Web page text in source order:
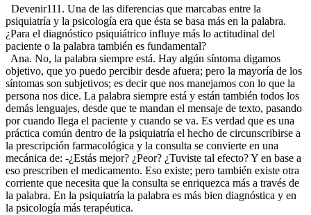
Devenir111. Una de las diferencias que marcabas entre la
psiquiatría y la psicología era que ésta se basa más en la palabra.
¿Para el diagnóstico psiquiátrico influye más lo actitudinal del
paciente o la palabra también es fundamental?
Ana. No, la palabra siempre está. Hay algún síntoma digamos
objetivo, que yo puedo percibir desde afuera; pero la mayoría de los
síntomas son subjetivos; es decir que nos manejamos con lo que la
persona nos dice. La palabra siempre está y están también todos los
demás lenguajes, desde que te mandan el mensaje de texto, pasando
por cuando llega el paciente y cuando se va. Es verdad que es una
práctica común dentro de la psiquiatría el hecho de circunscribirse a
la prescripción farmacológica y la consulta se convierte en una
mecánica de: -¿Estás mejor? ¿Peor? ¿Tuviste tal efecto? Y en base a
eso prescriben el medicamento. Eso existe; pero también existe otra
corriente que necesita que la consulta se enriquezca más a través de
la palabra. En la psiquiatría la palabra es más bien diagnóstica y en
la psicología más terapéutica.